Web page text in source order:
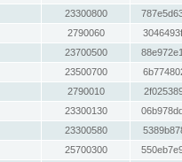
23300800
2790060
23700500
23500700
2790010
23300130
23300580
25700300